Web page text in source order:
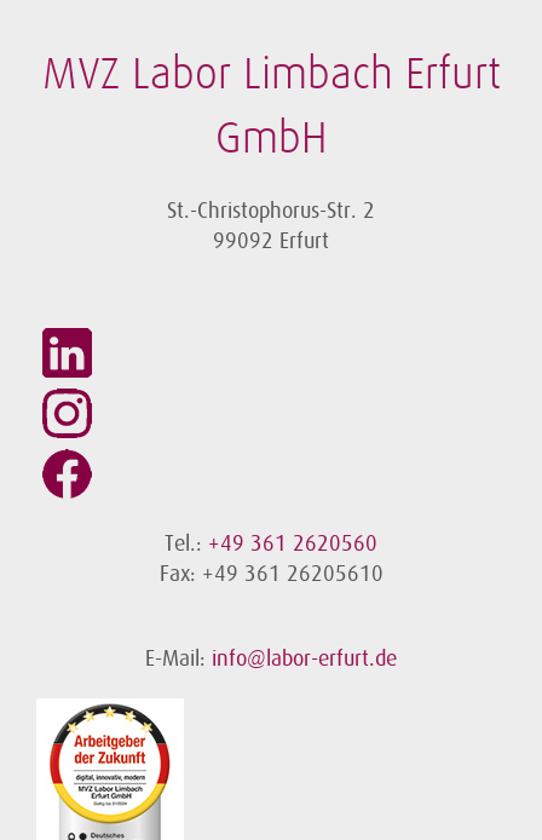
MVZ Labor Limbach Erfurt
GmbH
St.-Christophorus-Str. 2
99092 Erfurt
Tel.: +49 361 2620560
Fax: +49 361 26205610
E-Mail: info@labor-erfurt.de